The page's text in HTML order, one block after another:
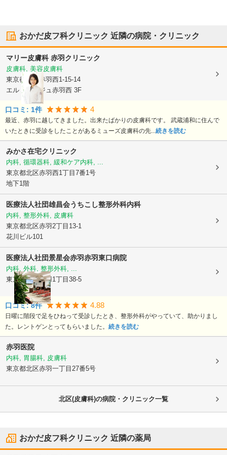
おかだ皮フ科クリニック 近隣の病院・クリニック
マリー皮膚科 赤羽クリニック
皮膚科, 美容皮膚科
東京都北区 赤羽西1-15-14
エル・ルージュ赤羽西 3F
口コミ: 1件 4
最近、赤羽に越してきました。出来たばかりの皮膚科です。 武蔵浦和に住んで
いたときに受診をしたことがあるミューズ皮膚科の先... 続きを読む
みかさ在宅クリニック
内科, 循環器科, 緩和ケア内科, ...
東京都北区赤羽西1丁目7番1号
地下1階
医療法人社団雄昌会うちこし整形外科内科
内科, 整形外科, 皮膚科
東京都北区赤羽2丁目13-1
花川ビル101
医療法人社団景星会赤羽赤羽東口病院
内科, 外科, 整形外科, ...
東京都北区赤羽1丁目38-5
口コミ:8件 4.88
日曜に階段で足をひねって受診したとき、整形外科がやっていて、助かりまし
た。レントゲンとってもらいました。 続きを読む
赤羽医院
内科, 胃腸科, 皮膚科
東京都北区赤羽一丁目27番5号
北区(皮膚科)の病院・クリニック一覧
おかだ皮フ科クリニック 近隣の薬局